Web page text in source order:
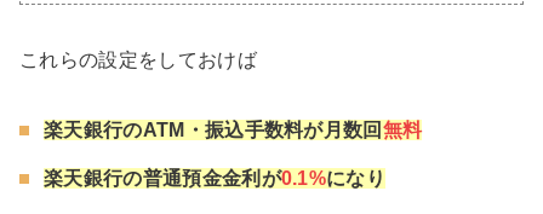
これらの設定をしておけば
楽天銀行のATM・振込手数料が月数回 無料
楽天銀行の普通預金金利が0.1%になり